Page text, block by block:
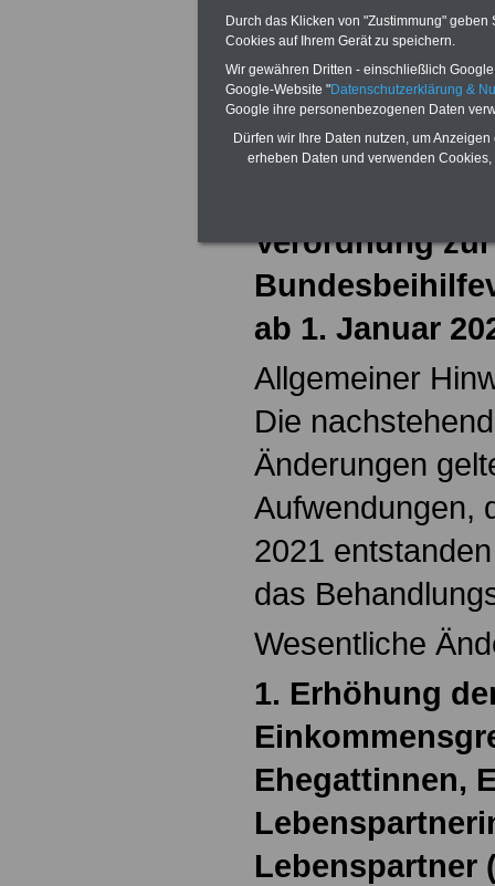
anschließend
Sie
deshalb nur
Duplikate ein.
Verordnung
ab 1. Januar
Allgemeiner
Die
Änderungen
Aufwendungen,
2021
das
Wesentliche
1. Erhöhung
Ehegattinnen,
Lebenspartner
Durch das Klicken von "Zustimmung"
Cookies auf Ihrem Gerät zu speichern.
Wir gewähren Dritten - einschließlich
Google-Website "Datenschutzerklärung &
Google ihre personenbezogenen Daten
Dürfen wir Ihre Daten nutzen, um
erheben Daten und verwenden